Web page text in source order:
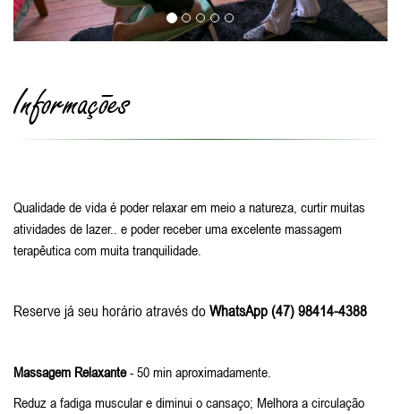
Informações
Qualidade de vida é poder relaxar em meio a natureza, curtir muitas
atividades de lazer.. e poder receber uma excelente massagem
terapêutica com muita tranquilidade.
Reserve já seu horário através do WhatsApp (47) 98414-4388
Massagem Relaxante- 50 min aproximadamente.
Reduz a fadiga muscular e diminui o cansaço; Melhora a circulação